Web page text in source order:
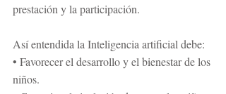
prestación y la participación.
Así entendida la Inteligencia artificial debe:
• Favorecer el desarrollo y el bienestar de los
niños.